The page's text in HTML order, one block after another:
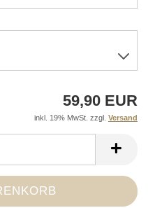
59,90 EUR
inkl. 19% MwSt. zzgl. Versand